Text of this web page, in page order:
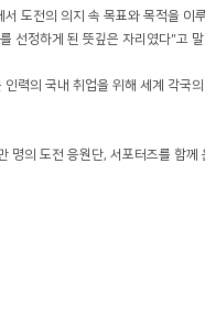
도전의 의지 속 목표와 목적을 이
선정하게 된 뜻깊은 자리였다"고 말
력의 국내 취업을 위해 세계 각국
의 도전 응원단, 서포터즈를 함